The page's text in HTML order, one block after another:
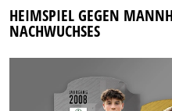
HEIMSPIEL GEGEN
NACHWUCHSES